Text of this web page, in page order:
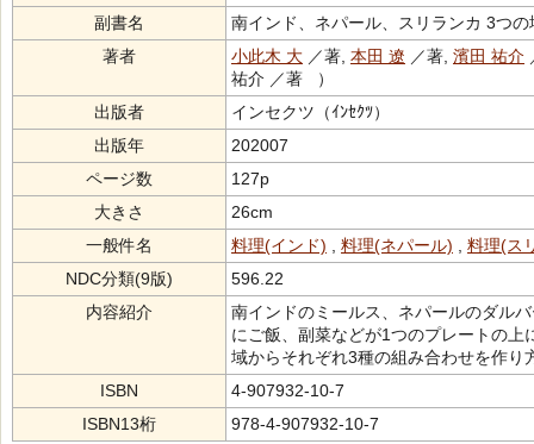
副書名
南インド、ネパール、スリランカ 3つ
著者
小此木 大 ／著, 本田 遼 ／著, 濱田 祐介
祐介 ／著 ）
出版者
インセクツ（ｲﾝｾｸﾂ）
出版年
202007
ページ数
127p
大きさ
26cm
一般件名
料理(インド) 料理(ネパール)
料理(ス
NDC分類(9版)
596.22
内容紹介
南インドのミールス、ネパールのダル
にご飯、副菜などが1つのプレートの
域からそれぞれ3種の組み合わせを作り
ISBN
4-907932-10-7
ISBN13桁
978-4-907932-10-7